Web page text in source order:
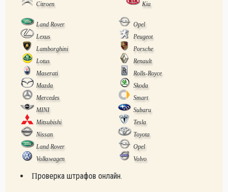
Citroen
Kia
Land Rover
Opel
Lexus
Peugeot
Lamborghini
Porsche
Lotus
Renault
Maserati
Rolls-Royce
Mazda
Skoda
Mercedes
Smart
MINI
Subaru
Mitsubishi
Tesla
Nissan
Toyota
Land Rover
Opel
Volkswagen
Volvo
Проверка штрафов онлайн.